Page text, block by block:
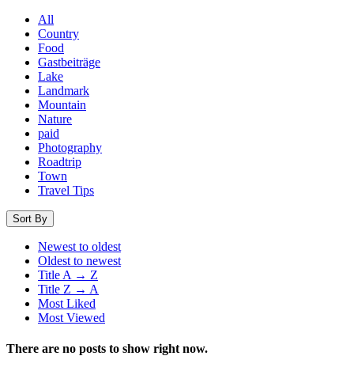
All
Country
Food
Gastbeiträge
Lake
Landmark
Mountain
Nature
paid
Photography
Roadtrip
Town
Travel Tips
Sort By
Newest to oldest
Oldest to newest
Title A → Z
Title Z → A
Most Liked
Most Viewed
There are no posts to show right now.